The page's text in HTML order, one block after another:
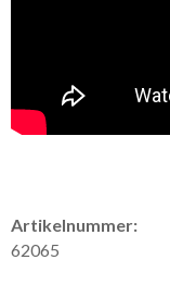
Artikelnummer:
62065